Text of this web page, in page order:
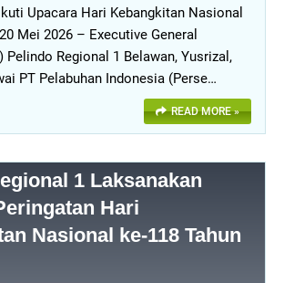
Upacara Hari Kebangkitan Nasional
Mei 2026 – Executive General
Pelindo Regional 1 Belawan, Yusrizal,
PT Pelabuhan Indonesia (Perse…
READ MORE »
1 Laksanakan
Hari
Nasional ke-118 Tahun